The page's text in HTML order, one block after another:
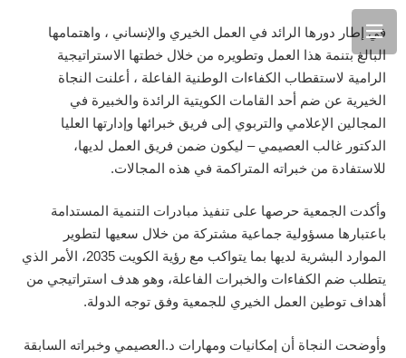
في إطار دورها الرائد في العمل الخيري والإنساني ، واهتمامها
البالغ بتنمة هذا العمل وتطويره من خلال خطتها الاستراتيجية
الرامية لاستقطاب الكفاءات الوطنية الفاعلة ، أعلنت النجاة
الخيرية عن ضم أحد القامات الكويتية الرائدة والخبيرة في
المجالين الإعلامي والتربوي إلى فريق خبرائها وإدارتها العليا
الدكتور غالب العصيمي – ليكون ضمن فريق العمل لديها،
للاستفادة من خبراته المتراكمة في هذه المجالات.
وأكدت الجمعية حرصها على تنفيذ مبادرات التنمية المستدامة
باعتبارها مسؤولية جماعية مشتركة من خلال سعيها لتطوير
الموارد البشرية لديها بما يتواكب مع رؤية الكويت 2035، الأمر الذي
يتطلب ضم الكفاءات والخبرات الفاعلة، وهو هدف استراتيجي من
أهداف توطين العمل الخيري للجمعية وفق توجه الدولة.
وأوضحت النجاة أن إمكانيات ومهارات د.العصيمي وخبراته السابقة